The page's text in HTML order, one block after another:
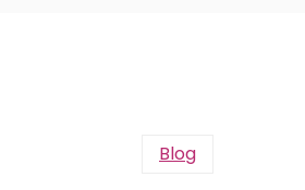
Blog